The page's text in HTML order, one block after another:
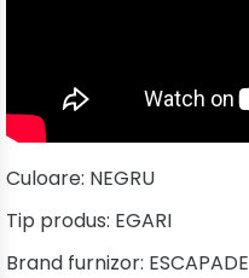
Culoare: NEGRU
Tip produs: EGARI
Brand furnizor: ESCAPADE